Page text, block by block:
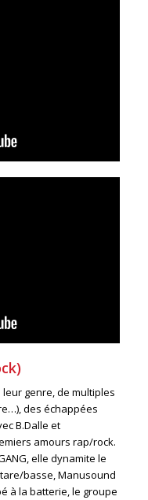
genre, de multiples
des échappées
B.Dalle et
amours rap/rock.
elle dynamite le
basse, Manusound
à la batterie, le groupe